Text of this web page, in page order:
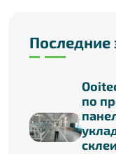
Последние
по